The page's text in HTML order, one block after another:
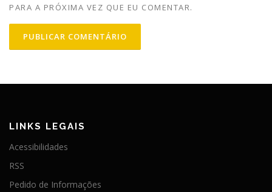
PARA A PRÓXIMA VEZ QUE EU COMENTAR.
LINKS LEGAIS
Acessibilidades
RSS
Pedido de Informações